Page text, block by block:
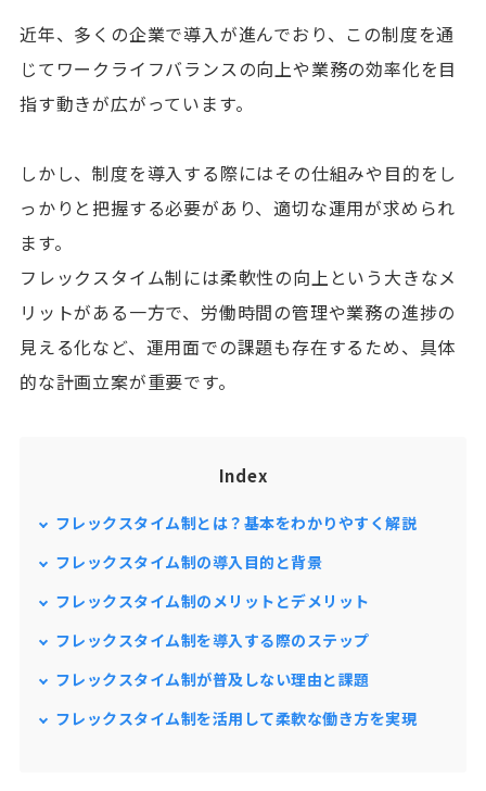
近年、多くの企業で導入が進んでおり、この制度を通
じてワークライフバランスの向上や業務の効率化を目
指す動きが広がっています。
しかし、制度を導入する際にはその仕組みや目的をし
っかりと把握する必要があり、適切な運用が求められ
ます。
フレックスタイム制には柔軟性の向上という大きなメ
リットがある一方で、労働時間の管理や業務の進捗の
見える化など、運用面での課題も存在するため、具体
的な計画立案が重要です。
Index
フレックスタイム制とは？基本をわかりやすく解説
フレックスタイム制の導入目的と背景
フレックスタイム制のメリットとデメリット
フレックスタイム制を導入する際のステップ
フレックスタイム制が普及しない理由と課題
フレックスタイム制を活用して柔軟な働き方を実現